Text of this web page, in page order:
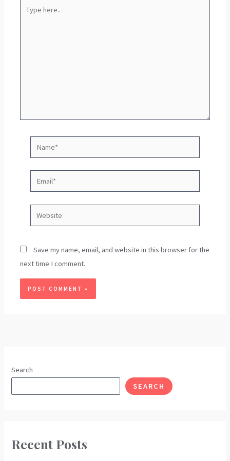
Search
SEARCH
Recent Posts
here..
Website
Save my name, email, and website in this browser for the
next time I comment.